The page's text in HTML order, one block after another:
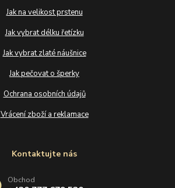
Jak na velikost prstenu
Jak vybrat délku řetízku
Jak vybrat zlaté náušnice
Jak pečovat o šperky
Ochrana osobních údajů
Vrácení zboží a reklamace
Kontaktujte nás
Obchod